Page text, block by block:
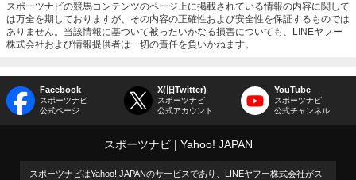
スポーツナビの競馬コンテンツのページ上に掲載されている情報の内容に関して
は万全を期しておりますが、その内容の正確性および安全性を保証するものでは
ありません。当該情報に基づいて被ったいかなる損害についても、LINEヤフー
株式会社および情報提供者は一切の責任を負いかねます。
Facebook
スポーツナビ
公式ページ
X(旧Twitter)
スポーツナビ
公式アカウント
YouTube
スポーツナビ
公式チャンネル
スポーツナビ Yahoo! JAPAN
スポーツナビはYahoo! JAPANのサービスであり、LINEヤフー株式会社がス